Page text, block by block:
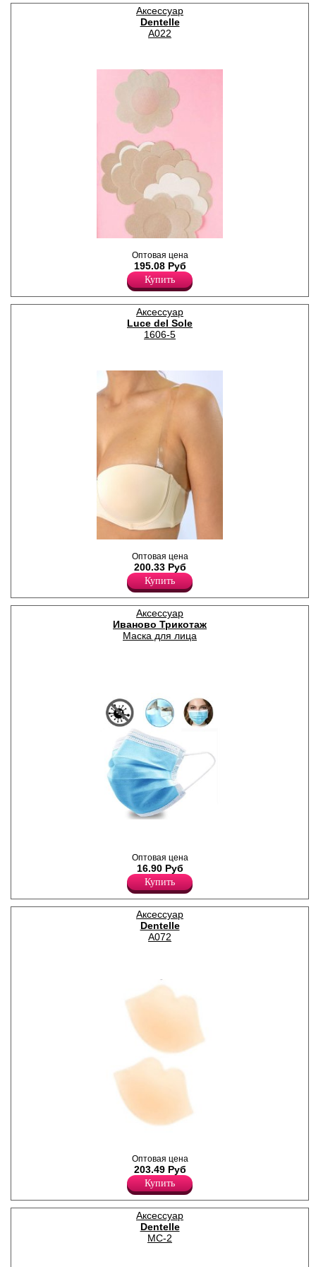
цвета: белый, бежевый,
Полиэстер 100%
Аксессуар
Dentelle
A022
Пэстис - накладки на грудь,
самоклеющиеся. В наборе 5
Силикон 100%
Оптовая цена
195.08 Руб
Купить
Аксессуар
Luce del Sole
1606-5
силиконовые, на
металлических крючках.
Набор из 5 пар.
Силикон 100%
Оптовая цена
200.33 Руб
Купить
Аксессуар
Иваново Трикотаж
Маска для лица
Оптовая цена
16.90 Руб
Купить
Аксессуар
Dentelle
A072
форме "губки".
Силикон 100%Оптовая цена
203.49 Руб
Купить
Аксессуар
Dentelle
MC-2